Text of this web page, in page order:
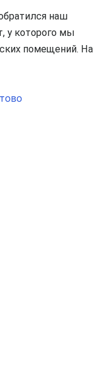
наш
у которого мы
помещений. На